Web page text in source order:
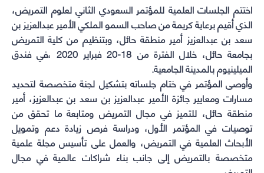
اختتم الجلسات العلمية للمؤتمر السعودي الثاني لعلوم التمريض،
الذي أقيم برعاية كريمة من صاحب السمو الملكي الأمير عبدالعزيز بن
سعد بن عبدالعزيز أمير منطقة حائل، وبتنظيم من كلية التمريض
بجامعة حائل، خلال الفترة من 18-20 فبراير 2020 ،في فندق
الميلينيوم بالمدينة الجامعية.
وأوصى المؤتمر في ختام جلساته بتشكيل لجنة متخصصة لتحديد
مسارات ومعايير جائزة الأمير عبدالعزيز بن سعد بن عبدالعزيز، أمير
منطقة حائل، للتميز في مجال التمريض ومتابعة ما تحقق من
توصيات في المؤتمر الأول، ودراسة فرص زيادة دعم وتمويل
الأبحاث العلمية في التمريض، والعمل على تأسيس مجلة علمية
متخصصة بالتمريض إلى جانب بناء شراكات عالمية في مجال
window)
window)
window)
window)